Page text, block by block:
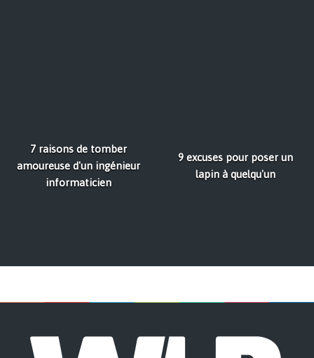
7 raisons de tomber
amoureuse d'un ingénieur
informaticien
9 excuses pour poser un
lapin à quelqu'un